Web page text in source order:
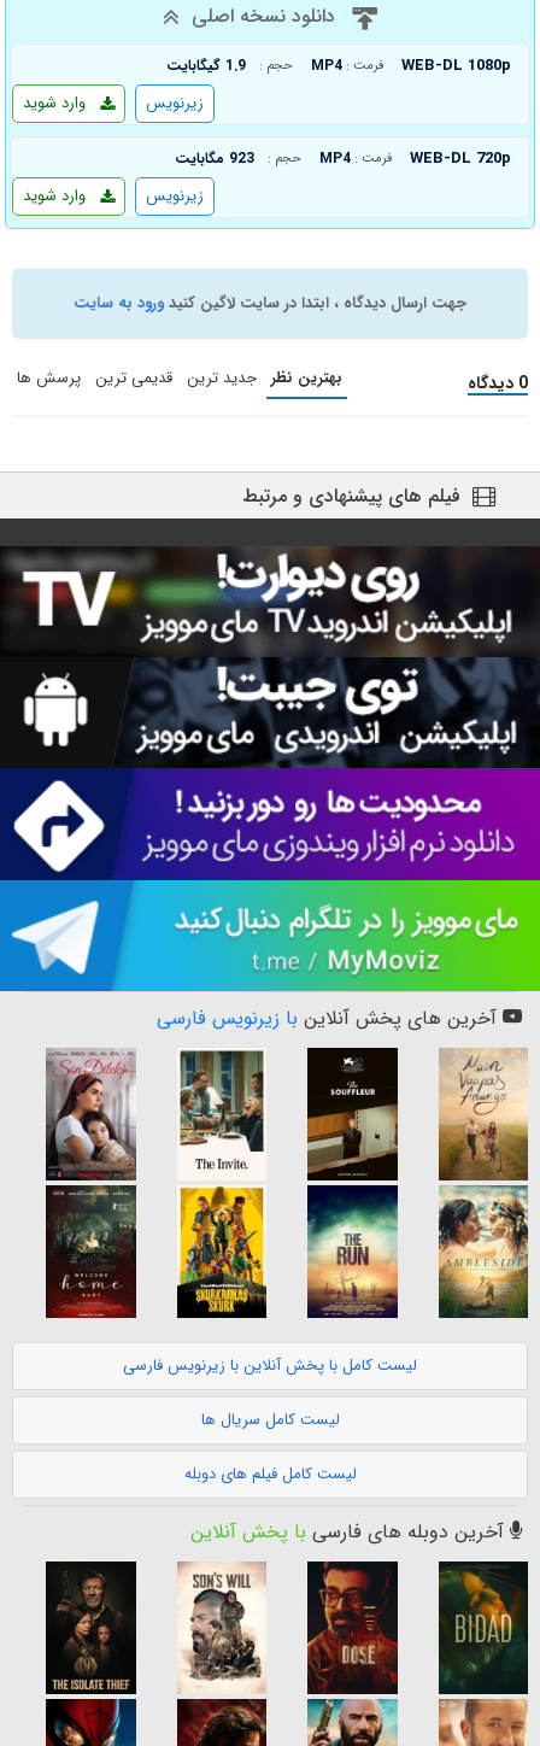
دانلود نسخه اصلی
WEB-DL 1080p فرمت : MP4 حجم : 1.9 گیگابایت
وارد شوید زیرنویس
WEB-DL 720p فرمت : MP4 حجم : 923 مگابایت
وارد شوید زیرنویس
جهت ارسال دیدگاه ، ابتدا در سایت لاگین کنیدورود به سایت
0 دیدگاه بهترین نظر جدید ترین قدیمی ترین پرسش ها
فیلم های پیشنهادی و مرتبط
آخرین های پخش آنلاین با زیرنویس فارسی
لیست کامل با پخش آنلاین با زیرنویس فارسی
لیست کامل سریال ها
لیست کامل فیلم های دوبله
آخرین دوبله های فارسی با پخش آنلاین